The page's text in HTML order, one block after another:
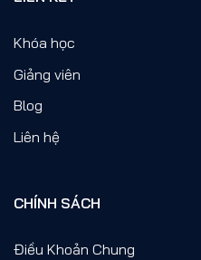
Khóa học
Giảng viên
Blog
Liên hệ
CHÍNH SÁCH
Điều Khoản Chung